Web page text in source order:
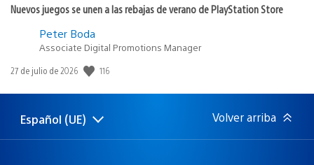
Nuevos juegos se unen a las rebajas de verano de PlayStation Store
Peter Boda
Associate Digital Promotions Manager
Fecha
publicación:
27 de julio de 2026 116
Selecciona
una
Región
actual:
Español (UE) Volver arriba